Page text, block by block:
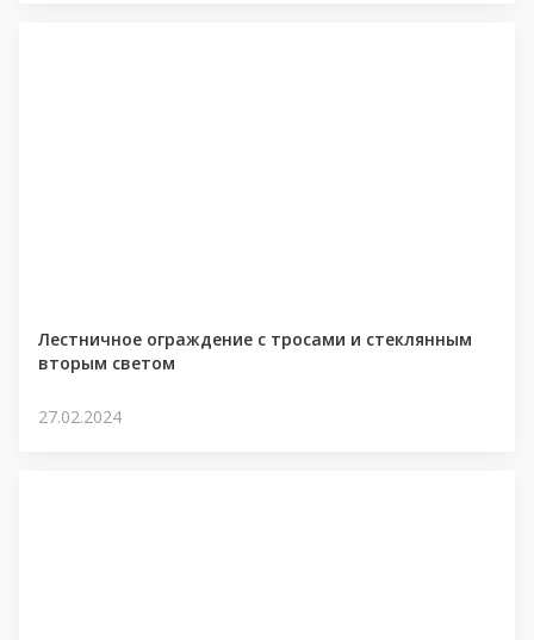
Лестничное ограждение с тросами и стеклянным
вторым светом
27.02.2024